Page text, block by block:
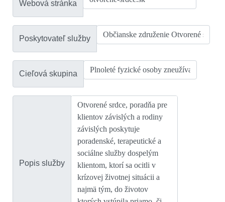
Webová stránka
Poskytovateľ služby
Cieľová skupina
Popis služby